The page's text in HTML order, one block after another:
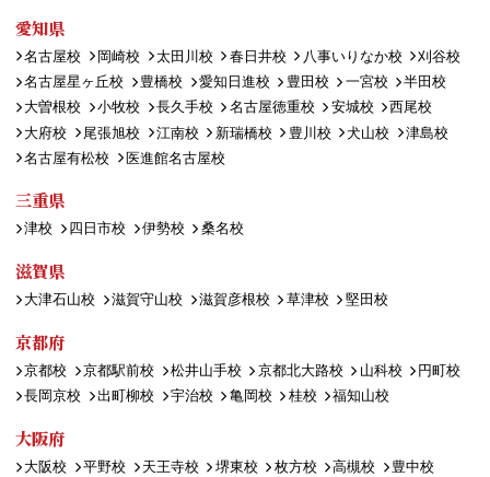
愛知県
名古屋校 岡崎校 太田川校 春日井校 八事いりなか校
刈谷校
名古屋星ヶ丘校
豊橋校 愛知日進校 豊田校 一宮校
半田校
大曽根校
小牧校 長久手校 名古屋徳重校 安城校
西尾校
大府校
尾張旭校 江南校 新瑞橋校 豊川校 犬山校
津島校
名古屋有松校
医進館名古屋校
三重県
津校 四日市校 伊勢校 桑名校
滋賀県
大津石山校 滋賀守山校 滋賀彦根校 草津校 堅田校
京都府
京都校 京都駅前校 松井山手校 京都北大路校 山科校
円町校
長岡京校
出町柳校 宇治校 亀岡校 桂校 福知山校
大阪府
大阪校 平野校 天王寺校 堺東校 枚方校 高槻校
豊中校